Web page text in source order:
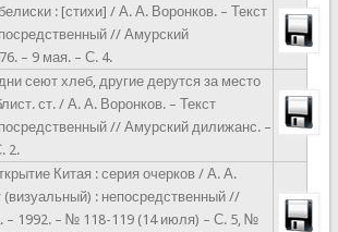
: [стихи] / А. А. Воронков. – Текст
// Амурский
– 9 мая. – С. 4.
сеют хлеб, другие дерутся за место
ст. / А. А. Воронков. – Текст
// Амурский дилижанс. –
2.
Китая : серия очерков / А. А.
(визуальный) : непосредственный //
– 1992. – № 118-119 (14 июля) – С. 5, №